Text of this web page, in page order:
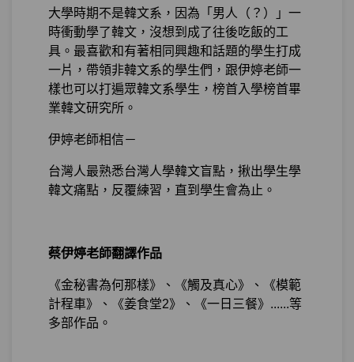
大學時期不是韓文系，因為「男人（？）」一
時衝動學了韓文，沒想到成了往後吃飯的工
具。最喜歡和有著相同興趣和話題的學生打成
一片，帶領非韓文系的學生們，跟伊婷老師一
樣也可以打遍眾韓文系學生，榜首入學榜首畢
業韓文研究所。
伊婷老師相信－
台灣人最熟悉台灣人學韓文盲點，揪出學生學
韓文痛點，反覆練習，直到學生會為止。
蔡伊婷老師翻譯作品
《金秘書為何那樣》、《觸及真心》、《模範
計程車》、《姜食堂2》、《一日三餐》......等
多部作品。